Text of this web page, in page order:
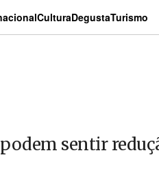
CulturaDegustaTurismo
sentir